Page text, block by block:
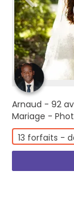
Arnaud - 92
Mariage -
13 forfaits -